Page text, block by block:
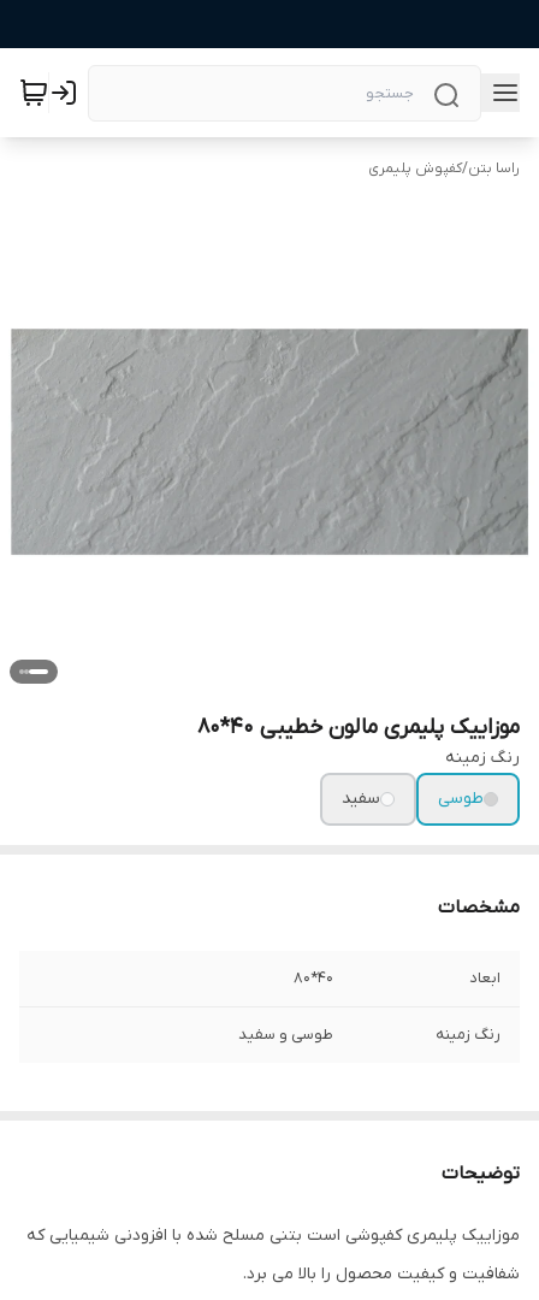
راسا بتن/کفپوش پلیمری
موزاییک پلیمری مالون خطیبی 40*80
رنگ‌ زمینه
طوسی
سفید
مشخصات
ابعاد 40*80
رنگ زمینه طوسی و سفید
توضیحات
موزاییک پلیمری کفپوشی است بتنی مسلح شده با افزودنی شیمیایی که
شفافیت و کیفیت محصول را بالا می برد.